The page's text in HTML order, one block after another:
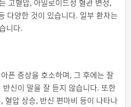
고혈압, 아밀로이드성 혈관 변성,
다양한 것이 있습니다. 일부 환자는
니다.
픈 증상을 호소하며, 그 후에는 잘
신이 말을 잘 듣지 않습니다. 또한
혈압 상승, 반신 편마비 등이 나타나